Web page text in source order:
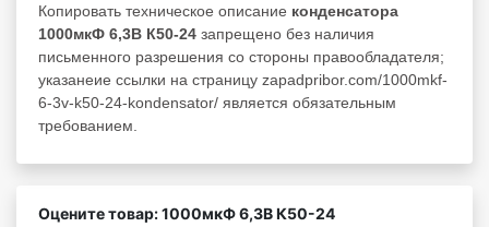
Копировать техническое описание конденсатора
1000мкФ 6,3В К50-24 запрещено без наличия
письменного разрешения со стороны правообладателя;
указанеие ссылки на страницу zapadpribor.com/1000mkf-
6-3v-k50-24-kondensator/ является обязательным
требованием.
Оцените товар: 1000мкФ 6,3В К50-24